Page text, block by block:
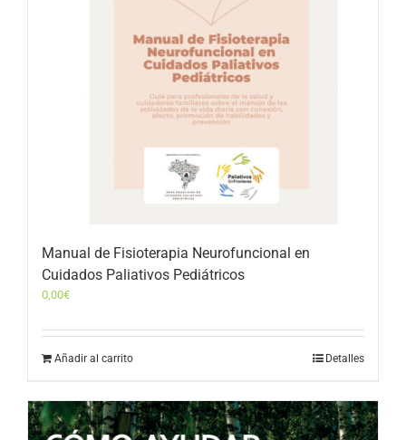
Manual de Fisioterapia Neurofuncional en
Cuidados Paliativos Pediátricos
0,00€
Añadir al carrito Detalles